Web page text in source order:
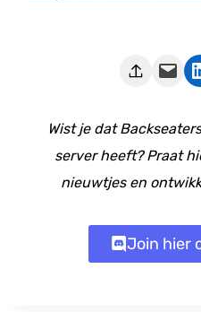
Deze pagina e-mailen Delen op LinkedIn
Wist je dat
server heeft? Praat
nieuwtjes en
Join hier